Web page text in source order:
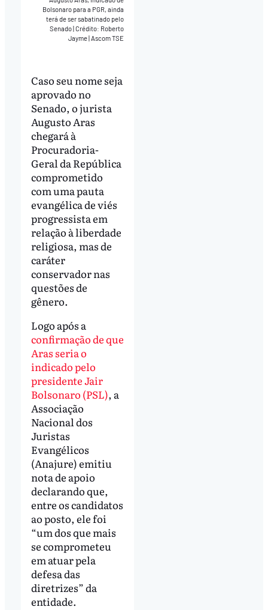
Bolsonaro para a PGR, ainda
terá de ser sabatinado pelo
Senado|Crédito: Roberto
Jayme | Ascom TSE
Caso seu nome seja
aprovado no
Senado, o jurista
Augusto Aras
chegará à
Procuradoria-
Geral da República
comprometido
com uma pauta
evangélica de viés
progressista em
relação à liberdade
religiosa, mas de
caráter
conservador nas
questões de
gênero.
Logo após a
confirmação de que
Aras seria o
indicado pelo
presidente Jair
Bolsonaro (PSL), a
Associação
Nacional dos
Juristas
Evangélicos
(Anajure) emitiu
nota de apoio
declarando que,
entre os candidatos
ao posto, ele foi
“um dos que mais
se comprometeu
em atuar pela
defesa das
diretrizes” da
entidade.